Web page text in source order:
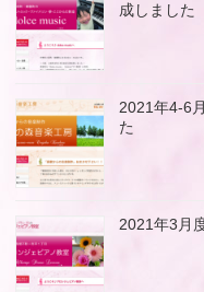
成しました
2021年4-6
た
2021年3月